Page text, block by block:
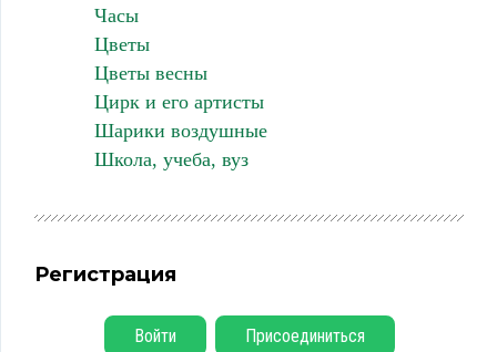
Часы
Цветы
Цветы весны
Цирк и его артисты
Шарики воздушные
Школа, учеба, вуз
Регистрация
Войти Присоединиться